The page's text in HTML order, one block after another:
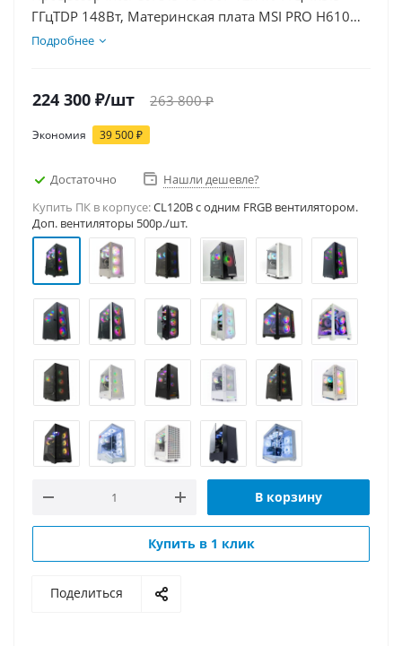
ГГцTDP 148Вт, Материнская плата MSI PRO H610M-
E, Видеокарта RTX 5080 16Гб, Память DDR4 32Gb,
Подробнее
224 300 ₽/шт 263 800₽
Экономия 39 500₽
Достаточно
Нашли дешевле?
Купить ПК в корпусе:CL120B c одним FRGB вентилятором.
Доп. вентиляторы 500р./шт.
В корзину
Купить в 1 клик
Поделиться